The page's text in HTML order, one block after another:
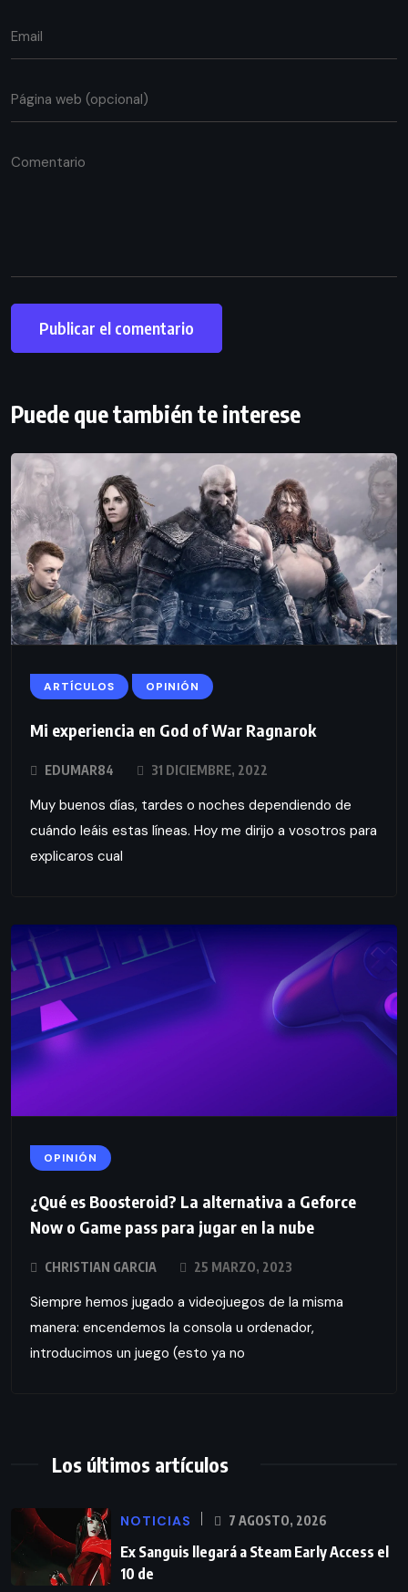
Puede que también te interese
ARTÍCULOS OPINIÓN
Mi experiencia en God of War Ragnarok
EDUMAR84 31 DICIEMBRE, 2022
Muy buenos días, tardes o noches dependiendo de
cuándo leáis estas líneas. Hoy me dirijo a vosotros para
explicaros cual
OPINIÓN
¿Qué es Boosteroid? La alternativa a Geforce
Now o Game pass para jugar en la nube
CHRISTIAN GARCIA 25 MARZO, 2023
Siempre hemos jugado a videojuegos de la misma
manera: encendemos la consola u ordenador,
introducimos un juego (esto ya no
Los últimos artículos
NOTICIAS 7 AGOSTO, 2026
Ex Sanguis llegará a Steam Early Access el
10 de